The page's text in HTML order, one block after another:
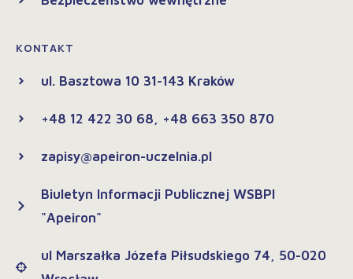
KONTAKT
ul. Basztowa 10 31-143 Kraków
+48 12 422 30 68, +48 663 350 870
zapisy@apeiron-uczelnia.pl
Biuletyn Informacji Publicznej WSBPI
"Apeiron"
ul Marszałka Józefa Piłsudskiego 74, 50-020